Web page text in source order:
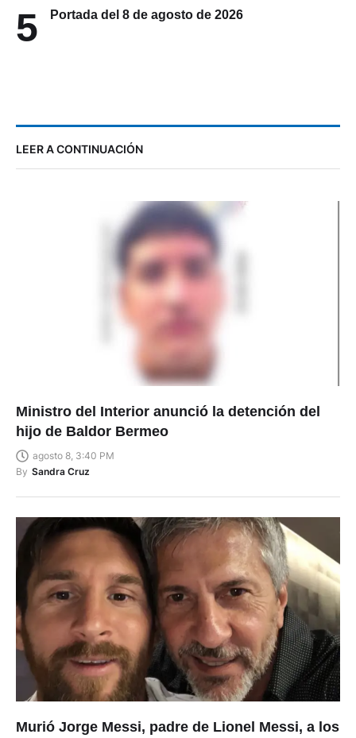
5 Portada del 8 de agosto de 2026
LEER A CONTINUACIÓN
Ministro del Interior anunció la detención del
hijo de Baldor Bermeo
agosto 8, 3:40 PM
By Sandra Cruz
Murió Jorge Messi, padre de Lionel Messi, a los